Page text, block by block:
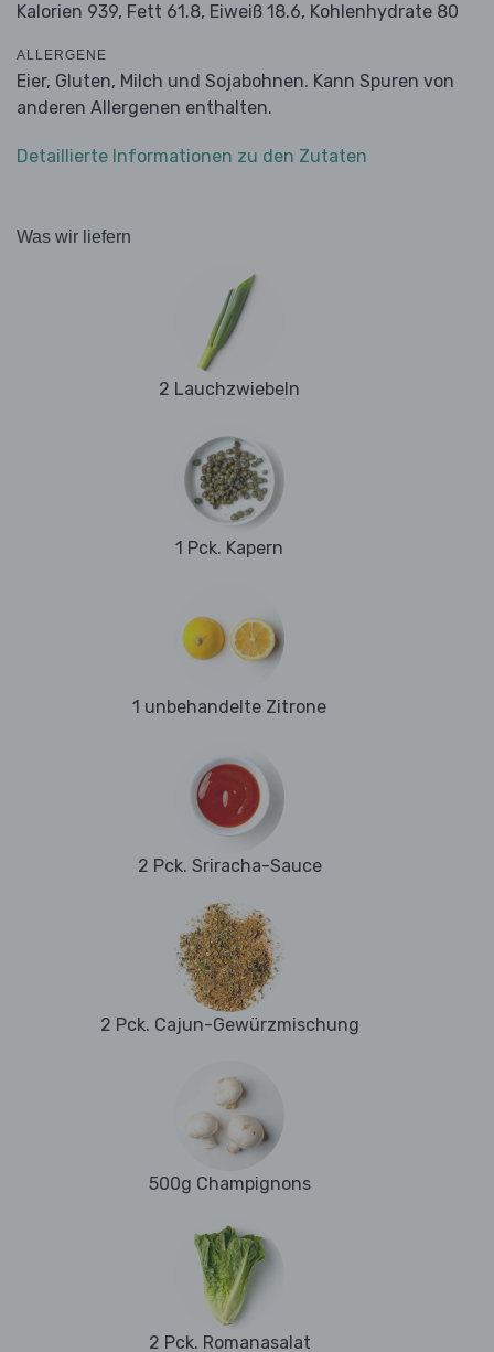
Kalorien 939, Fett 61.8, Eiweiß 18.6, Kohlenhydrate 80
ALLERGENE
Eier, Gluten, Milch und Sojabohnen. Kann Spuren von
anderen Allergenen enthalten.
Detaillierte Informationen zu den Zutaten
Was wir liefern
2 Lauchzwiebeln
1 Pck. Kapern
1 unbehandelte Zitrone
2 Pck. Sriracha-Sauce
2 Pck. Cajun-Gewürzmischung
500g Champignons
2 Pck. Romanasalat